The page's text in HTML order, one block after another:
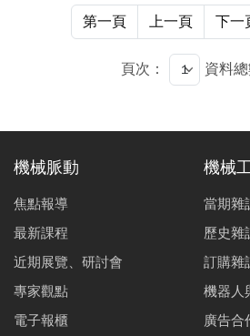
BLE運作時機最佳化，用來解決長
與監測時，BLE振動資料傳輸模組
產線機台的案例數據歸納，可得到
省達89%的最佳化效益驗證結果。
第一頁 上一頁 下一
頁次： 資料
機械脈動
焦點報導
最新課程
近期展覽、研討會
專家觀點
電子報櫃
機械
當期雜
歷史雜
訂購雜
機器人
廣告合